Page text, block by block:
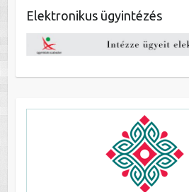
Elektronikus ügyintézés